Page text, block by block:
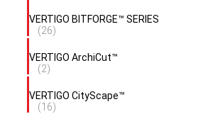
VERTIGO BITFORGE™ SERIES
(26)
VERTIGO ArchiCut™
(2)
VERTIGO CityScape™
(16)